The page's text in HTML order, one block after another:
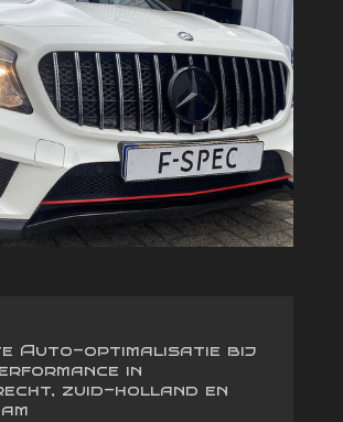
Auto-optimalisatie bij
in
zuid-holland en